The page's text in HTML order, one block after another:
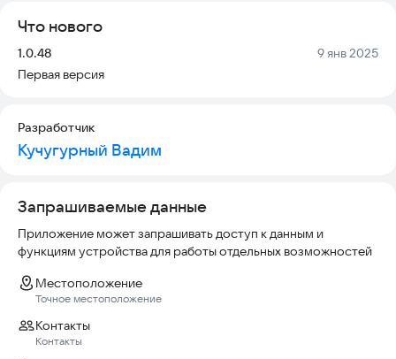
обеспечивает возможность управления их развитием.
Что нового
Версия:
1.0.48 Дата:
9 янв 2025
Первая версия
Разработчик
Кучугурный Вадим
Запрашиваемые данные
Приложение может запрашивать доступ к данным и
функциям устройства для работы отдельных возможностей
Местоположение
Точное местоположение
Контакты
Контакты